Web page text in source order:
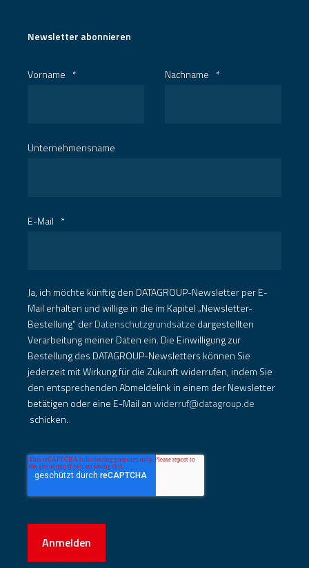
Newsletter abonnieren
Vorname * Nachname *
Unternehmensname
E-Mail *
Ja, ich möchte künftig den DATAGROUP-Newsletter per E-
Mail erhalten und willige in die im Kapitel „Newsletter-
Bestellung“ derDatenschutzgrundsätze dargestellten
Verarbeitung meiner Daten ein. Die Einwilligung zur
Bestellung des DATAGROUP-Newsletters können Sie
jederzeit mit Wirkung für die Zukunft widerrufen, indem Sie
den entsprechenden Abmeldelink in einem der Newsletter
betätigen oder eine E-Mail anwiderruf@datagroup.de
schicken.
Anmelden